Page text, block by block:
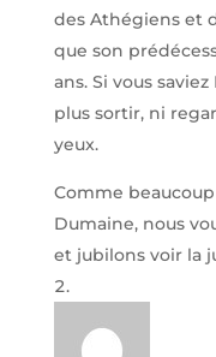
des Athégiens et
que son
ans. Si vous
plus sortir, ni
yeux.
Comme
Dumaine, nous
et jubilons voir la